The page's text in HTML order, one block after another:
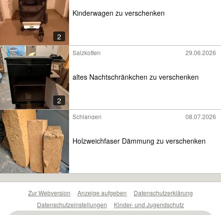
2
Kinderwagen zu verschenken
2
Salzkotten 29.06.2026
altes Nachtschränkchen zu verschenken
Schlangen 08.07.2026
Holzweichfaser Dämmung zu verschenken
Zur Webversion Anzeige aufgeben
Datenschutzerklärung
Datenschutzeinstellungen
Kinder- und Jugendschutz